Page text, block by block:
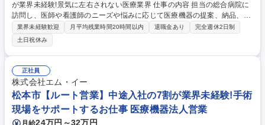
が業界未経験!景気に左右されない医療業界 仕事の内容 担当の総合病院に
訪問し、医師や看護師のニーズや悩みに応じて医療機器の提案、納品、使
用方法の説明などをします。扱うのは、心臓や血管の治療に使われる医療
機器です。 【具体的には】■医療従事者に対して製品の特長・メリット・
他社製品との違いをお伝えし、治療に合った最適な機器を提案 ■手術・治
療に立ち会い、機器の利用方法やセッティングのサポート ■定期訪問を通
じて医師や看護師など多職種と関係性を深める 【入社後の研修制度】座学
研修で解剖学や疾患への治療法等の基礎知識を習得後、半年～1年かけて
OJTやメーカー勉強会で実務に慣れていただきます。 募集職種 松本市
【ルート営業】中途入社の7割が業界未経験!景気に左右されない医療業界
業界未経験歓迎 月平均残業時間20時間以内 退職金あり
完全週休2日制
土日祝休み
正社員
株式会社エム・イー
松本市【ルート営業】中途入社の7割が業界未経験!手術
現場をサポートするお仕事 医療機器法人営業
月給24万円～32万円